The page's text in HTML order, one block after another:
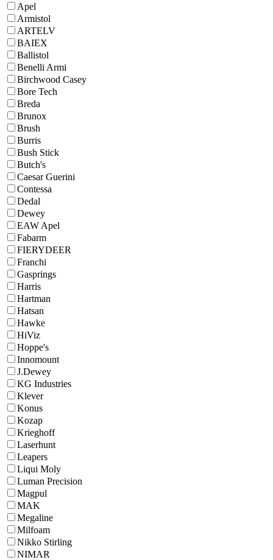
Apel
Armistol
ARTELV
BAIEX
Ballistol
Benelli Armi
Birchwood Casey
Bore Tech
Breda
Brunox
Brush
Burris
Bush Stick
Butch's
Caesar Guerini
Contessa
Dedal
Dewey
EAW Apel
Fabarm
FIERYDEER
Franchi
Gasprings
Harris
Hartman
Hatsan
Hawke
HiViz
Hoppe's
Innomount
J.Dewey
KG Industries
Klever
Konus
Kozap
Krieghoff
Laserhunt
Leapers
Liqui Moly
Luman Precision
Magpul
MAK
Megaline
Milfoam
Nikko Stirling
NIMAR